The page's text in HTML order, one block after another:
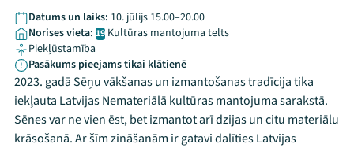
Datums un laiks: 10. jūlijs 15.00–20.00
Norises vieta: 19 Kultūras mantojuma telts
Piekļūstamība
Pasākums pieejams tikai klātienē
2023. gadā Sēņu vākšanas un izmantošanas tradīcija tika
iekļauta Latvijas Nemateriālā kultūras mantojuma sarakstā.
Sēnes var ne vien ēst, bet izmantot arī dzijas un citu materiālu
krāsošanā. Ar šīm zināšanām ir gatavi dalīties Latvijas